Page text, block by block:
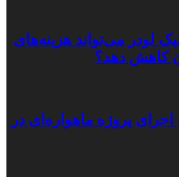
لودر می‌تواند هزینه‌های
کاهش دهد؟
اجرای پروژه ماهواره‌ای در